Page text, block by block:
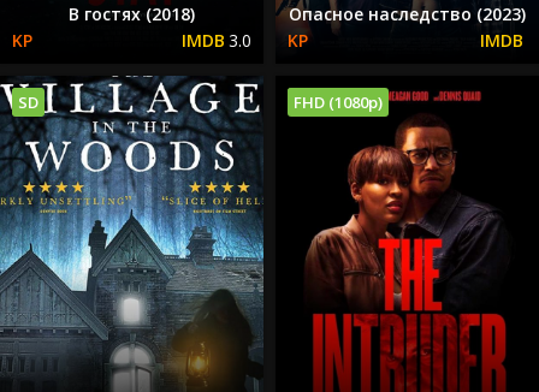
В гостях (2018)
3.0
Опасное наследство (2023)
SD FHD (1080p)